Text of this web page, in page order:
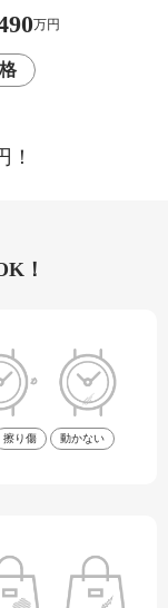
万円
！
！
擦り傷 動かない